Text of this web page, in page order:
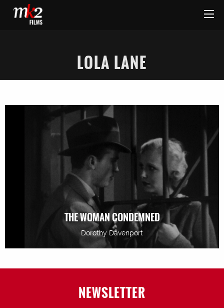
LOLA LANE
THE WOMAN CONDEMNED
Dorothy Davenport
NEWSLETTER